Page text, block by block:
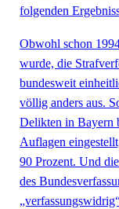
folgenden
Obwohl schon
wurde, die
bundesweit
völlig anders aus.
Delikten in Bayern
Auflagen
90 Prozent. Und
des